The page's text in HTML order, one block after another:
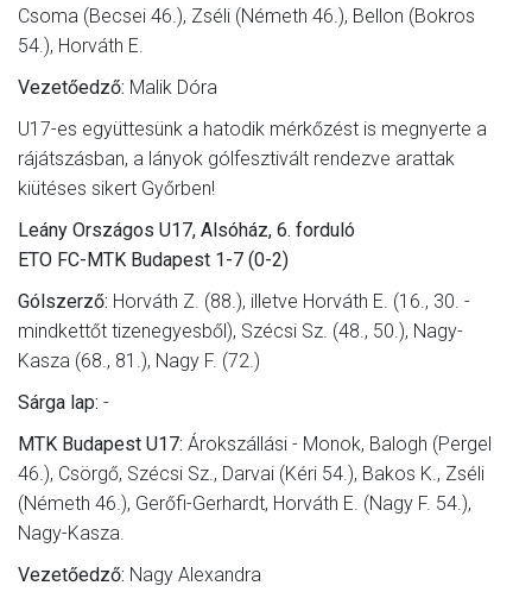
Csoma (Becsei 46.), Zséli (Németh 46.), Bellon (Bokros
54.), Horváth E.
Vezetőedző: Malik Dóra
U17-es együttesünk a hatodik mérkőzést is megnyerte a
rájátszásban, a lányok gólfesztivált rendezve arattak
kiütéses sikert Győrben!
Leány Országos U17, Alsóház, 6. forduló
ETO FC-MTK Budapest 1-7 (0-2)
Gólszerző: Horváth Z. (88.), illetve Horváth E. (16., 30. -
mindkettőt tizenegyesből), Szécsi Sz. (48., 50.), Nagy-
Kasza (68., 81.), Nagy F. (72.)
Sárga lap: -
MTK Budapest U17: Árokszállási - Monok, Balogh (Pergel
46.), Csörgő, Szécsi Sz., Darvai (Kéri 54.), Bakos K., Zséli
(Németh 46.), Gerőfi-Gerhardt, Horváth E. (Nagy F. 54.),
Nagy-Kasza.
Vezetőedző: Nagy Alexandra